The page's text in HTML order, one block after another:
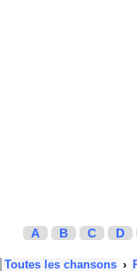
A B C D
Toutes les chansons ›